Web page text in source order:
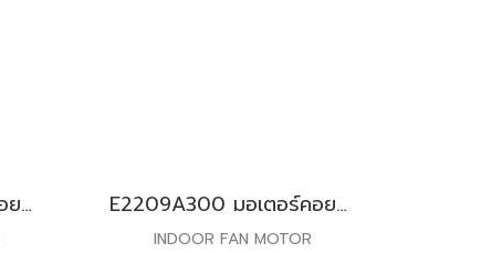
E2209L300 มอเตอร์คอยล์เย็น สำหรับแอร์มิตซู รุ่น MSY-KS,KT09,13,15,18 E2209A300 มอเตอร์คอยล์เย็น สำหรับแอร์มิตซู รุ่น MS-GN09,13,15
INDOOR FAN MOTOR